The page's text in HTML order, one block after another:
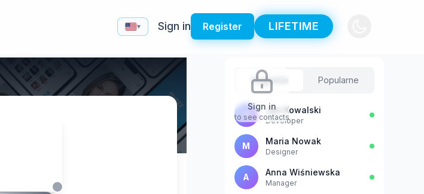
▾ Sign in Register LIFETIME
Sign in
to see contacts
Sugestie Popularne
J Jan Kowalski
Developer
M Maria Nowak
Designer
A Anna Wiśniewska
Manager